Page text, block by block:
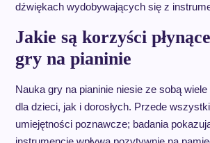
dźwiękach wydobywających się z
Jakie są korzyści
gry na pianinie
Nauka gry na pianinie niesie ze sobą
dla dzieci, jak i dorosłych. Przede
umiejętności poznawcze; badania